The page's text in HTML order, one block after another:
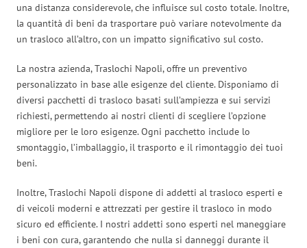
una distanza considerevole, che influisce sul costo totale. Inoltre,
la quantità di beni da trasportare può variare notevolmente da
un trasloco all’altro, con un impatto significativo sul costo.
La nostra azienda, Traslochi Napoli, offre un preventivo
personalizzato in base alle esigenze del cliente. Disponiamo di
diversi pacchetti di trasloco basati sull’ampiezza e sui servizi
richiesti, permettendo ai nostri clienti di scegliere l’opzione
migliore per le loro esigenze. Ogni pacchetto include lo
smontaggio, l’imballaggio, il trasporto e il rimontaggio dei tuoi
beni.
Inoltre, Traslochi Napoli dispone di addetti al trasloco esperti e
di veicoli moderni e attrezzati per gestire il trasloco in modo
sicuro ed efficiente. I nostri addetti sono esperti nel maneggiare
i beni con cura, garantendo che nulla si danneggi durante il